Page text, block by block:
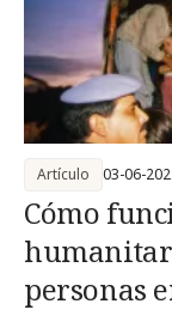
Cómo
personas
Artículo 03-06-